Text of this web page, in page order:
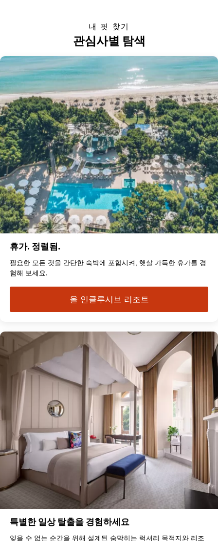
내 핏 찾기
관심사별 탐색
휴가. 정렬됨.
필요한 모든 것을 간단한 숙박에 포함시켜, 햇살 가득한 휴가를 경
험해 보세요.
올 인클루시브 리조트
특별한 일상 탈출을 경험하세요
잊을 수 없는 순간을 위해 설계된 숨막히는 럭셔리 목적지와 리조